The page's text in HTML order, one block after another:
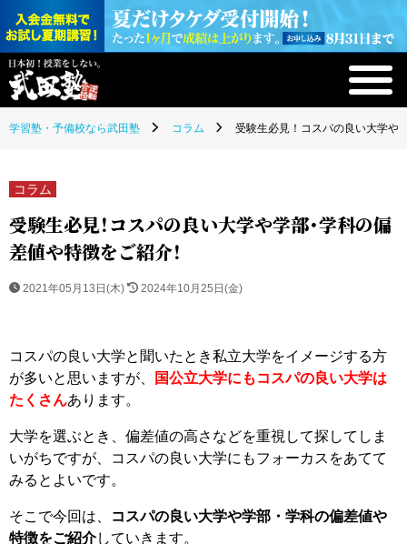
学習塾・予備校なら武田塾 コラム 受験生必見！コスパの良い大学や
コラム
受験生必見！コスパの良い大学や学部・学科の偏
差値や特徴をご紹介！
2021年05月13日(木) 2024年10月25日(金)
コスパの良い大学と聞いたとき私立大学をイメージする方
が多いと思いますが、
国公立大学にもコスパの良い大学は
たくさんあります。
大学を選ぶとき、偏差値の高さなどを重視して探してしま
いがちですが、コスパの良い大学にもフォーカスをあてて
みるとよいです。
そこで今回は、
コスパの良い大学や学部・学科の偏差値や
特徴をご紹介していきます。